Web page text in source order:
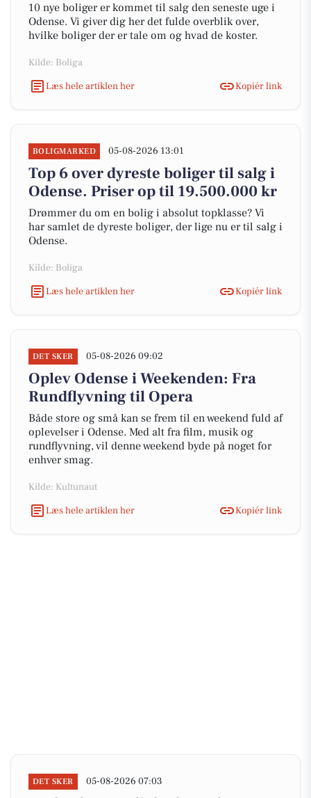
10 nye boliger er kommet til salg den seneste uge i
Odense. Vi giver dig her det fulde overblik over,
hvilke boliger der er tale om og hvad de koster.
Kilde: Boliga
Læs hele artiklen her
Kopiér link
BOLIGMARKED 05-08-2026 13:01
Top 6 over dyreste boliger til salg i
Odense. Priser op til 19.500.000 kr
Drømmer du om en bolig i absolut topklasse? Vi
har samlet de dyreste boliger, der lige nu er til salg i
Odense.
Kilde: Boliga
Læs hele artiklen her
Kopiér link
DET SKER 05-08-2026 09:02
Oplev Odense i Weekenden: Fra
Rundflyvning til Opera
Både store og små kan se frem til en weekend fuld af
oplevelser i Odense. Med alt fra film, musik og
rundflyvning, vil denne weekend byde på noget for
enhver smag.
Kilde: Kultunaut
Læs hele artiklen her
Kopiér link
DET SKER 05-08-2026 07:03